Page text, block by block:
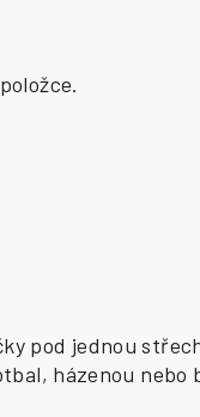
pod jednou
házenou